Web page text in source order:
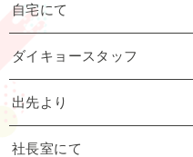
自宅にて
ダイキョースタッフ
出先より
社長室にて